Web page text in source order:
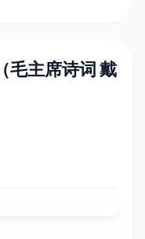
毛主席诗词 戴